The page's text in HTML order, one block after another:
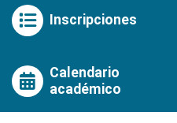
Inscripciones
Calendario
académico